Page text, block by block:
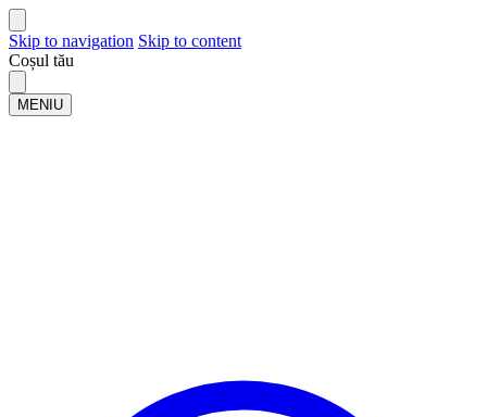
Skip to navigation Skip to content
Coșul tău
MENIU